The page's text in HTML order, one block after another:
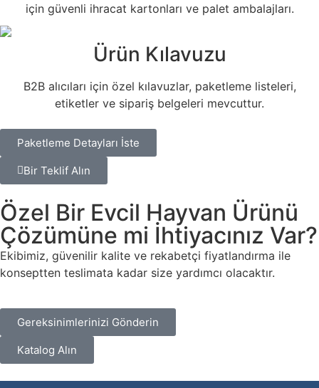
için güvenli ihracat kartonları ve palet ambalajları.
Ürün Kılavuzu
B2B alıcıları için özel kılavuzlar, paketleme listeleri,
etiketler ve sipariş belgeleri mevcuttur.
Paketleme Detayları İste
Bir Teklif Alın
Özel Bir Evcil Hayvan Ürünü
Çözümüne mi İhtiyacınız Var?
Ekibimiz, güvenilir kalite ve rekabetçi fiyatlandırma ile
konseptten teslimata kadar size yardımcı olacaktır.
Gereksinimlerinizi Gönderin
Katalog Alın